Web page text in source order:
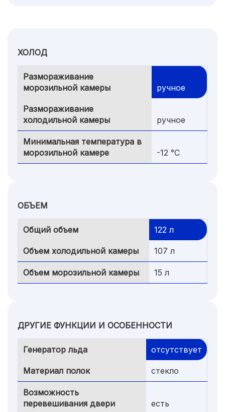
ХОЛОД
Размораживание
морозильной камеры
ручное
Размораживание
холодильной камеры
ручное
Минимальная температура в
морозильной камере
-12 °C
ОБЪЕМ
Общий объем 122 л
Объем холодильной камеры 107 л
Объем морозильной камеры 15 л
ДРУГИЕ ФУНКЦИИ И ОСОБЕННОСТИ
Генератор льда отсутствует
Материал полок стекло
Возможность
перевешивания двери
есть